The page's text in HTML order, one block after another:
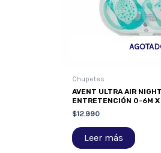
Chupetes
AVENT ULTRA AIR
ENTRETENCIÓN 0-6M
$12.990
Leer más